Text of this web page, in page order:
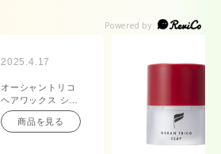
2025.4.17
オーシャントリコ
ヘアワックス シャ
インオーバー 80g
商品を見る